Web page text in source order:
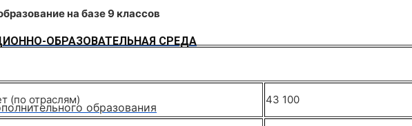
ОБРАЗОВАТЕЛЬНАЯ СРЕДА
образования
на базе 9 классов
(по отраслям) 43 100